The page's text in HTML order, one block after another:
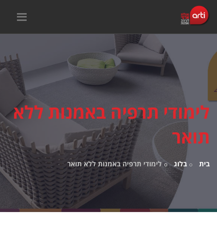
לימודי תרפיה באמנות ללא
תואר
בית בלוג לימודי תרפיה באמנות ללא תואר